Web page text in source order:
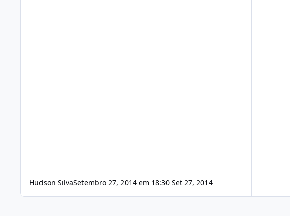
Hudson SilvaSetembro 27, 2014 em 18:30 Set 27, 2014